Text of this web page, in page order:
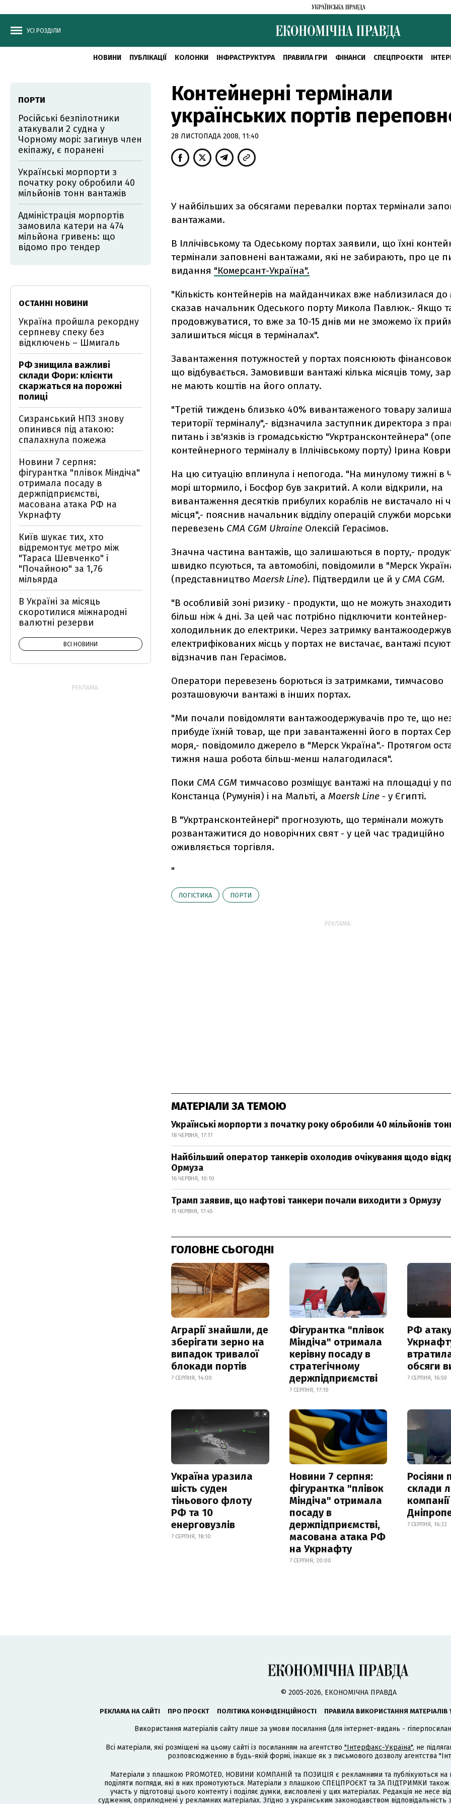
УСІ РОЗДІЛИ
НОВИНИ ПУБЛІКАЦІЇ КОЛОНКИ ІНФРАСТРУКТУРА ПРАВИЛА ГРИ ФІНАНСИ СПЕЦПРОЄКТИ
Контейнерні термінали
українських портів
28 ЛИСТОПАДА 2008, 11:40
У найбільших за обсягами перевалки портах термінали
вантажами.
В Іллічівському та Одеському портах заявили, що їхні
термінали заповнені вантажами, які не забирають, про це
видання "Комерсант-Україна".
"Кількість контейнерів на майданчиках вже наблизилася до
сказав начальник Одеського порту Микола Павлюк.- Якщо
продовжуватися, то вже за 10-15 днів ми не зможемо їх
залишиться місця в терміналах".
Завантаження потужностей у портах пояснюють
що відбувається. Замовивши вантажі кілька місяців тому,
не мають коштів на його оплату.
"Третій тиждень близько 40% вивантаженого товару
території терміналу",- відзначила заступник директора з
питань і зв'язків із громадськістю "Укртрансконтейнера"
контейнерного терміналу в Іллічівському порту) Ірина
На цю ситуацію вплинула і непогода. "На минулому тижні в
морі штормило, і Босфор був закритий. А коли відкрили, на
вивантаження десятків прибулих кораблів не вистачало ні
місця",- пояснив начальник відділу операцій служби
перевезень CMA CGM Ukraine Олексій Герасімов.
Значна частина вантажів, що залишаються в порту,-
швидко псуються, та автомобілі, повідомили в "Мерск
(представництво Maersk Line). Підтвердили це й у CMA CGM.
"В особливій зоні ризику - продукти, що не можуть
більш ніж 4 дні. За цей час потрібно підключити контейнер-
холодильник до електрики. Через затримку
електрифікованих місць у портах не вистачає, вантажі
відзначив пан Герасімов.
Оператори перевезень борються із затримками, тимчасово
розташовуючи вантажі в інших портах.
"Ми почали повідомляти вантажоодержувачів про те, що
прибуде їхній товар, ще при завантаженні його в портах
моря,- повідомило джерело в "Мерск Україна".- Протягом
тижня наша робота більш-менш налагодилася".
Поки CMA CGM тимчасово розміщує вантажі на площадці у
Констанца (Румунія) і на Мальті, а Maersk Line - у Єгипті.
В "Укртрансконтейнері" прогнозують, що термінали можуть
розвантажитися до новорічних свят - у цей час традиційно
оживляється торгівля.
"
ЛОГІСТИКА ПОРТИ
РЕКЛАМА:
МАТЕРІАЛИ ЗА ТЕМОЮ
Українські морпорти з початку року обробили 40 мільйонів
18 ЧЕРВНЯ, 17:17
Найбільший оператор танкерів охолодив очікування щодо
Ормуза
16 ЧЕРВНЯ, 10:10
Трамп заявив, що нафтові танкери почали виходити з Ормузу
15 ЧЕРВНЯ, 17:45
ГОЛОВНЕ СЬОГОДНІ
Аграрії знайшли, де
зберігати зерно на
випадок тривалої
блокади портів
7 СЕРПНЯ, 14:00
Фігурантка "плівок
Міндіча" отримала
керівну посаду в
стратегічному
держпідприємстві
7 СЕРПНЯ, 17:10
РФ
обсяги
7 СЕРПНЯ, 16:50
Україна уразила
шість суден
тіньового флоту
РФ та 10
енерговузлів
7 СЕРПНЯ, 18:10
Новини 7 серпня:
фігурантка "плівок
Міндіча" отримала
посаду в
держпідприємстві,
масована атака РФ
на Укрнафту
7 СЕРПНЯ, 20:00
Росіяни
склади
7 СЕРПНЯ, 16:32
ПОРТИ
Російські безпілотники
атакували 2 судна у
Чорному морі: загинув член
екіпажу, є поранені
Українські морпорти з
початку року обробили 40
мільйонів тонн вантажів
Адміністрація морпортів
замовила катери на 474
мільйона гривень: що
відомо про тендер
ОСТАННІ НОВИНИ
Україна пройшла рекордну
серпневу спеку без
відключень – Шмигаль
РФ знищила важливі
склади Фори: клієнти
скаржаться на порожні
полиці
Сизранський НПЗ знову
опинився під атакою:
спалахнула пожежа
Новини 7 серпня:
фігурантка "плівок Міндіча"
отримала посаду в
держпідприємстві,
масована атака РФ на
Укрнафту
Київ шукає тих, хто
відремонтує метро між
"Тараса Шевченко" і
"Почайною" за 1,76
мільярда
В Україні за місяць
скоротилися міжнародні
валютні резерви
ВСІ НОВИНИ
РЕКЛАМА:
© 2005-2026, ЕКОНОМІЧНА ПРАВДА
РЕКЛАМА НА САЙТІ ПРО ПРОЄКТ ПОЛІТИКА КОНФІДЕНЦІЙНОСТІ ПРАВИЛА ВИКОРИСТАННЯ МАТЕРІАЛІВ
Використання матеріалів сайту лише за умови посилання (для інтернет-видань -
Всі матеріали, які розміщені на цьому сайті із посиланням на агентство "Інтерфакс-Україна", не
розповсюдженню в будь-якій формі, інакше як з письмового дозволу агентства
Матеріали з плашкою PROMOTED, НОВИНИ КОМПАНІЙ та ПОЗИЦІЯ є рекламними та публікуються на
поділяти погляди, які в них промотуються. Матеріали з плашкою СПЕЦПРОЄКТ та ЗА ПІДТРИМКИ
участь у підготовці цього контенту і поділяє думки, висловлені у цих матеріалах. Редакція не несе
судження, оприлюднені у рекламних матеріалах. Згідно з українським законодавством